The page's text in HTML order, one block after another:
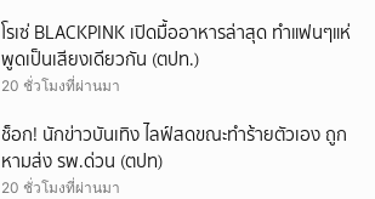
โรเซ่ BLACKPINK เปิดมื้ออาหารล่าสุด ทำแฟนๆแห่
พูดเป็นเสียงเดียวกัน (ตปท.)
20 ชั่วโมงที่ผ่านมา
ช็อก! นักข่าวบันเทิง ไลฟ์สดขณะทำร้ายตัวเอง ถูก
หามส่ง รพ.ด่วน (ตปท)
20 ชั่วโมงที่ผ่านมา